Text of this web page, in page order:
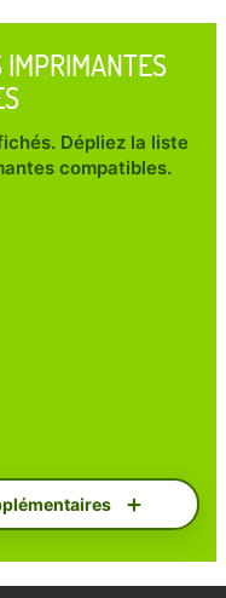
IMPRIMANTES
Dépliez la liste
compatibles.